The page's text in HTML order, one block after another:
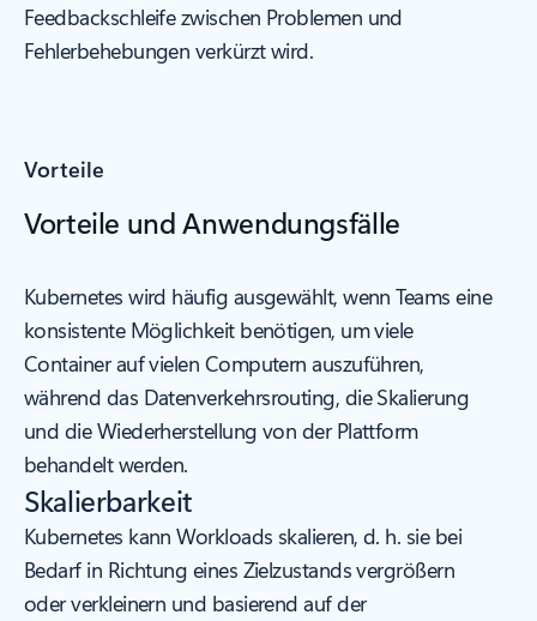
Feedbackschleife zwischen Problemen und
Fehlerbehebungen verkürzt wird.
Vorteile
Vorteile und Anwendungsfälle
Kubernetes wird häufig ausgewählt, wenn Teams eine
konsistente Möglichkeit benötigen, um viele
Container auf vielen Computern auszuführen,
während das Datenverkehrsrouting, die Skalierung
und die Wiederherstellung von der Plattform
behandelt werden.
Skalierbarkeit
Kubernetes kann Workloads skalieren, d. h. sie bei
Bedarf in Richtung eines Zielzustands vergrößern
oder verkleinern und basierend auf der